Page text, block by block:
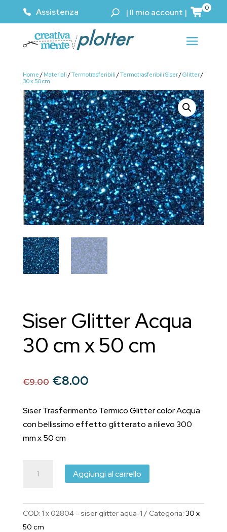
Assistenza | Il mio account | 0
Home / Materiali /Termotrasferibili /Termotrasferibili Siser/Glitter/
30 x 50 cm
Siser Glitter Acqua
30 cm x 50 cm
€9.00 Il
originale
era:
€9.00.
€8.00Il
attuale
è:
€8.00.
Siser Trasferimento Termico Glitter color Acqua
con bellissimo effetto glitterato a rilievo 300
mm x 50 cm
Glitter
30
Aggiungi al carrello
COD: 1 x 02804 - siser glitter aqua-1 Categoria: 30 x
50 cm